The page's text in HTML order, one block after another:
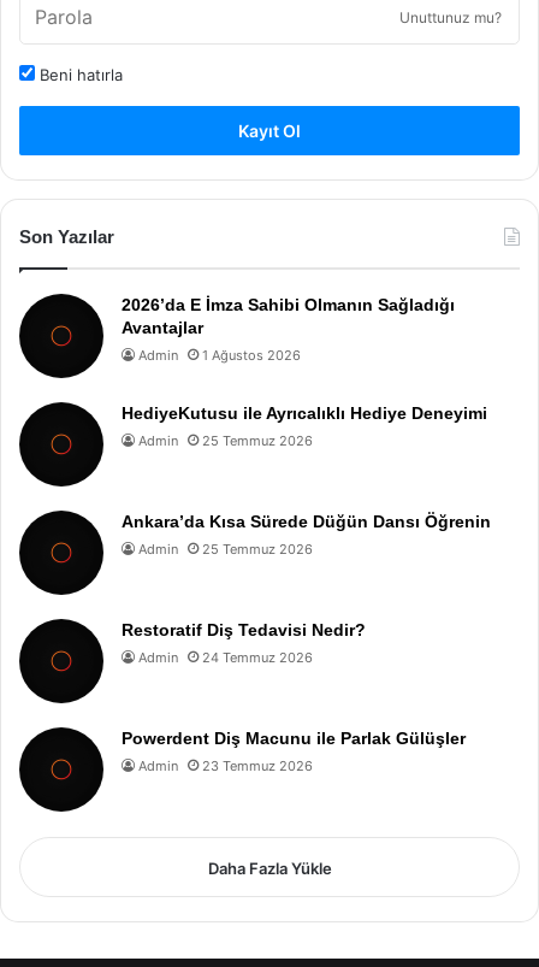
Unuttunuz mu?
Beni hatırla
Kayıt Ol
Son Yazılar
2026’da E İmza Sahibi Olmanın Sağladığı
Avantajlar
Admin 1 Ağustos 2026
HediyeKutusu ile Ayrıcalıklı Hediye Deneyimi
Admin 25 Temmuz 2026
Ankara’da Kısa Sürede Düğün Dansı Öğrenin
Admin 25 Temmuz 2026
Restoratif Diş Tedavisi Nedir?
Admin 24 Temmuz 2026
Powerdent Diş Macunu ile Parlak Gülüşler
Admin 23 Temmuz 2026
Daha Fazla Yükle